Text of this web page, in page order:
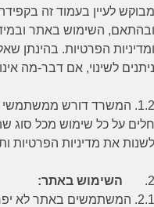
מבוקש לעיין בעמוד זה
ובהתאם, השימוש באתר
ומדיניות הפרטיות. בהינתן
ניתנים לשינוי, אם דבר-מה
1.2. המשרד דורש ממשתמשי
חלים על כל שימוש מכל סוג
לשנות את מדיניות הפרטיות
2.
השימוש באתר:
2.1. המשתמשים באתר לא